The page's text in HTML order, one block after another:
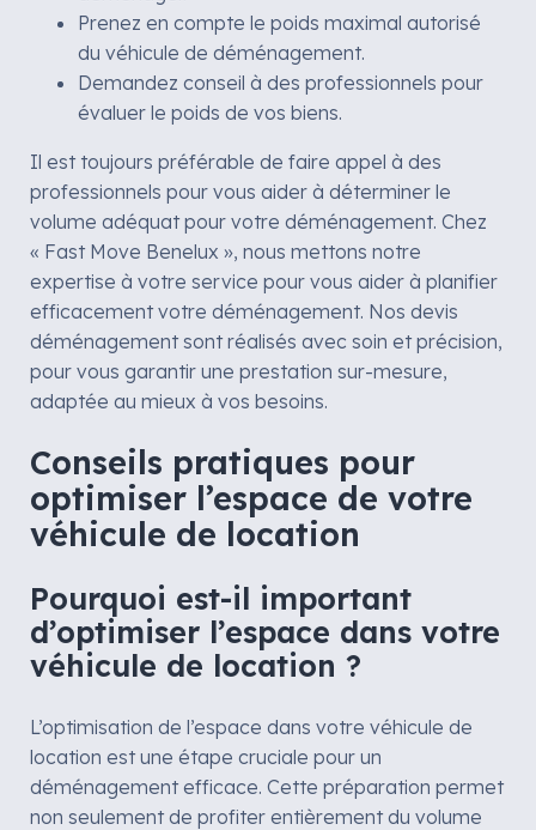
Prenez en compte le poids maximal autorisé
du véhicule de déménagement.
Demandez conseil à des professionnels pour
évaluer le poids de vos biens.
Il est toujours préférable de faire appel à des
professionnels pour vous aider à déterminer le
volume adéquat pour votre déménagement. Chez
« Fast Move Benelux », nous mettons notre
expertise à votre service pour vous aider à planifier
efficacement votre déménagement. Nos devis
déménagement sont réalisés avec soin et précision,
pour vous garantir une prestation sur-mesure,
adaptée au mieux à vos besoins.
Conseils pratiques pour
optimiser l’espace de votre
véhicule de location
Pourquoi est-il important
d’optimiser l’espace dans votre
véhicule de location ?
L’optimisation de l’espace dans votre véhicule de
location est une étape cruciale pour un
déménagement efficace. Cette préparation permet
non seulement de profiter entièrement du volume